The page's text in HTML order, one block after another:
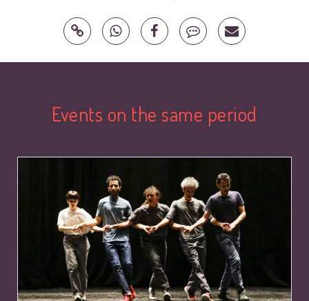
Events on the same period